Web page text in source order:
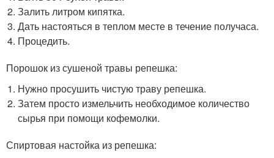
Залить литром кипятка.
Дать настояться в теплом месте в течение получаса.
Процедить.
Порошок из сушеной травы репешка:
Нужно просушить чистую траву репешка.
Затем просто измельчить необходимое количество
сырья при помощи кофемолки.
Спиртовая настойка из репешка: